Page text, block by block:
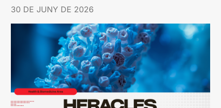
30 DE JUNY DE 2026